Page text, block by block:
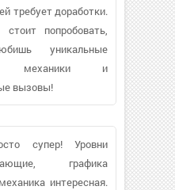
требует доработки.
попробовать,
уникальные
механики и
вызовы!
супер! Уровни
графика
интересная.